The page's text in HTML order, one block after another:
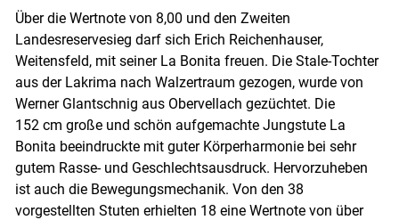
Über die Wertnote von 8,00 und den Zweiten
Landesreservesieg darf sich Erich Reichenhauser,
Weitensfeld, mit seiner La Bonita freuen. Die Stale-Tochter
aus der Lakrima nach Walzertraum gezogen, wurde von
Werner Glantschnig aus Obervellach gezüchtet. Die
152 cm große und schön aufgemachte Jungstute La
Bonita beeindruckte mit guter Körperharmonie bei sehr
gutem Rasse- und Geschlechtsausdruck. Hervorzuheben
ist auch die Bewegungsmechanik. Von den 38
vorgestellten Stuten erhielten 18 eine Wertnote von über